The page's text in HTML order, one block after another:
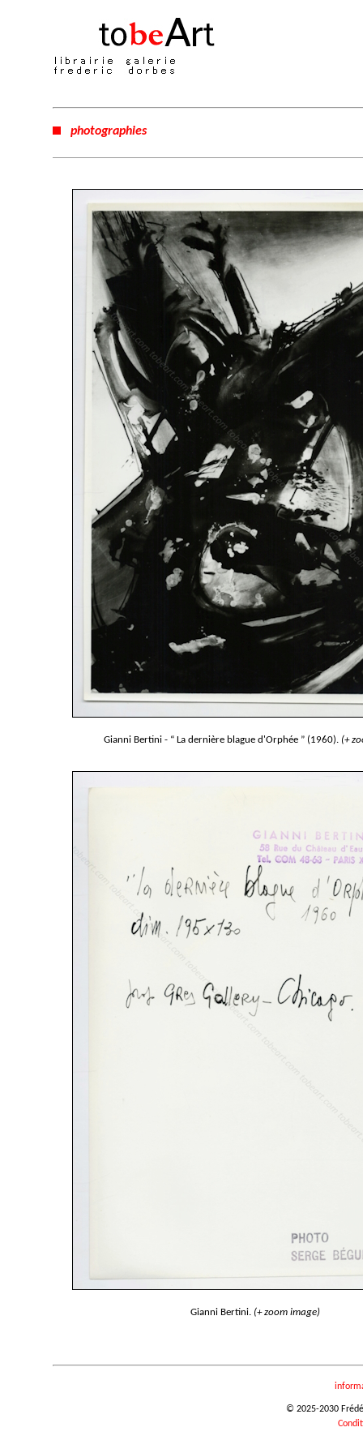
photographies
Gianni Bertini - “ La dernière blague d'Orphée ” (1960). (+
Gianni Bertini. (+ zoom image)
© 2025-2030